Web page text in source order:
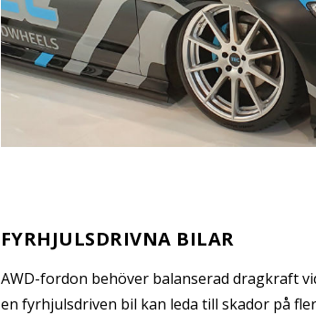
FYRHJULSDRIVNA BILAR
AWD-fordon behöver balanserad dragkraft
en fyrhjulsdriven bil kan leda till skador på